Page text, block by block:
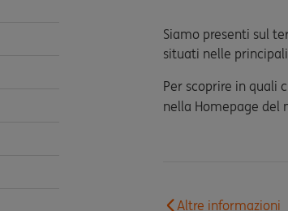
Siamo presenti sul
situati nelle
Per scoprire in quali
nella Homepage del
Altre informazioni